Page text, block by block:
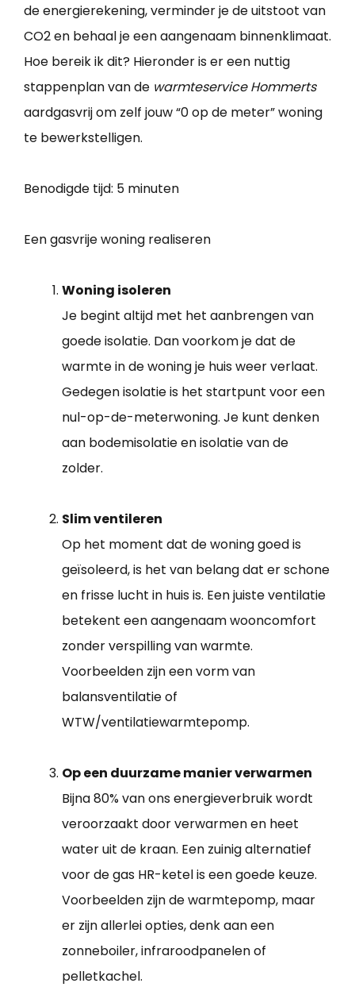
de energierekening, verminder je de uitstoot van
CO2 en behaal je een aangenaam binnenklimaat.
Hoe bereik ik dit? Hieronder is er een nuttig
stappenplan van de warmteservice Hommerts
aardgasvrij om zelf jouw “0 op de meter” woning
te bewerkstelligen.
Benodigde tijd: 5 minuten
Een gasvrije woning realiseren
Woning isoleren
Je begint altijd met het aanbrengen van
goede isolatie. Dan voorkom je dat de
warmte in de woning je huis weer verlaat.
Gedegen isolatie is het startpunt voor een
nul-op-de-meterwoning. Je kunt denken
aan bodemisolatie en isolatie van de
zolder.
Slim ventileren
Op het moment dat de woning goed is
geïsoleerd, is het van belang dat er schone
en frisse lucht in huis is. Een juiste ventilatie
betekent een aangenaam wooncomfort
zonder verspilling van warmte.
Voorbeelden zijn een vorm van
balansventilatie of
WTW/ventilatiewarmtepomp.
Op een duurzame manier verwarmen
Bijna 80% van ons energieverbruik wordt
veroorzaakt door verwarmen en heet
water uit de kraan. Een zuinig alternatief
voor de gas HR-ketel is een goede keuze.
Voorbeelden zijn de warmtepomp, maar
er zijn allerlei opties, denk aan een
zonneboiler, infraroodpanelen of
pelletkachel.